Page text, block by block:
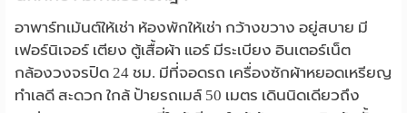
อาพาร์ทเม้นต์ให้เช่า ห้องพักให้เช่า กว้างขวาง อยู่สบาย มี
เฟอร์นิเจอร์ เตียง ตู้เสื้อผ้า แอร์ มีระเบียง อินเตอร์เน็ต
กล้องวงจรปิด 24 ชม. มีที่จอดรถ เครื่องซักผ้าหยอดเหรียญ
ทำเลดี สะดวก ใกล้ ป้ายรถเมล์ 50 เมตร เดินนิดเดียวถึง